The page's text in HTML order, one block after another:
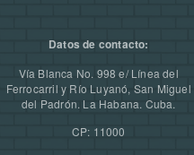
Datos de contacto:
Vía Blanca No. 998 e/ Línea del
Ferrocarril y Río Luyanó, San Miguel
del Padrón. La Habana. Cuba.
CP: 11000